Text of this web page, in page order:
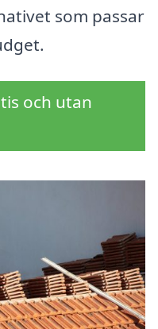
som passar
och utan